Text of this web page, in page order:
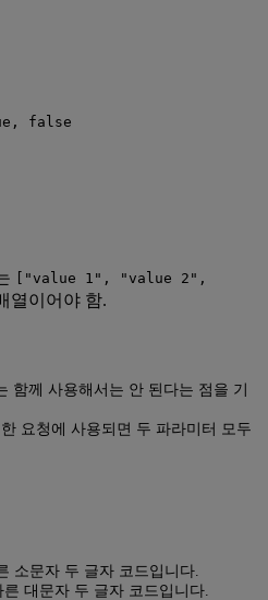
false
["value 1", "value 2",
열이어야 함.
함께 사용해서는 안 된다는 점을 기
요청에 사용되면 두 파라미터 모두
소문자 두 글자 코드입니다.
른 대문자 두 글자 코드입니다.